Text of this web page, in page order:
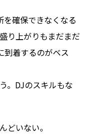
確保できなくなる
り上がりもまだまだ
到着するのがベス
。DJのスキルもな
どいない。